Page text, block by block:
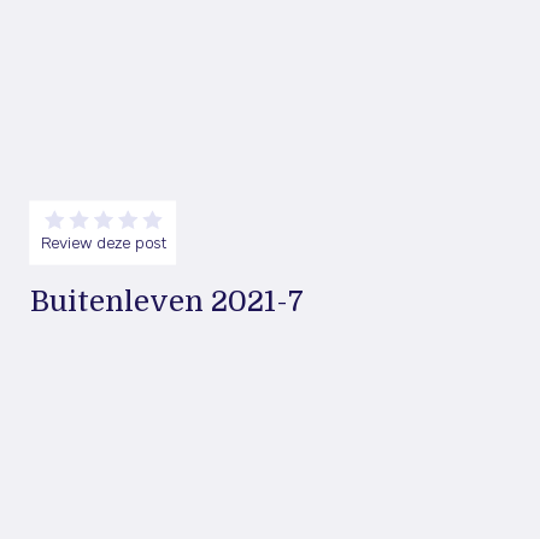
Review deze post
Buitenleven 2021-7